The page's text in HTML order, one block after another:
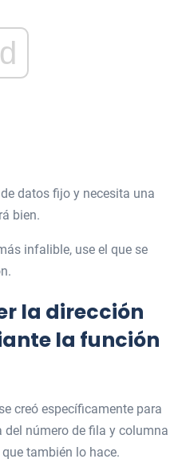
datos fijo y necesita una
bien.
infalible, use el que se
la dirección
la función
creó específicamente para
del número de fila y columna
también lo hace.